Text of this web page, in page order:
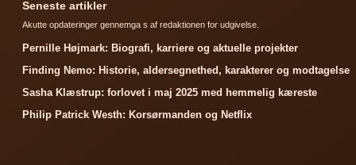
Seneste artikler
Akutte opdateringer gennemga s af redaktionen for udgivelse.
Pernille Højmark: Biografi, karriere og aktuelle projekter
Finding Nemo: Historie, aldersegnethed, karakterer og modtagelse
Sasha Klæstrup: forlovet i maj 2025 med hemmelig kæreste
Philip Patrick Westh: Korsørmanden og Netflix